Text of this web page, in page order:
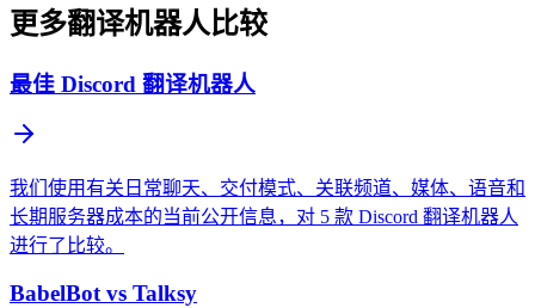
更多翻译机器人比较
最佳 Discord 翻译机器人
我们使用有关日常聊天、交付模式、关联频道、媒体、语音和
长期服务器成本的当前公开信息，对 5 款 Discord 翻译机器人
进行了比较。
BabelBot vs Talksy